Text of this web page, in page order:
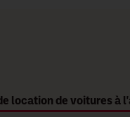
location de voitures à